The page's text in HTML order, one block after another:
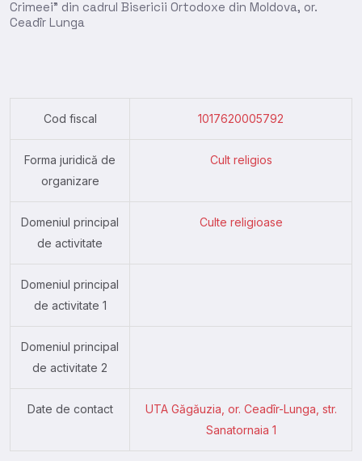
Crimeei” din cadrul Bisericii Ortodoxe din Moldova, or.
Ceadîr Lunga
Cod fiscal 1017620005792
Forma juridică de
organizare
Cult religios
Domeniul principal
de activitate
Culte religioase
Domeniul principal
de activitate 1
Domeniul principal
de activitate 2
Date de contact
UTA Găgăuzia, or. Ceadîr-Lunga, str.
Sanatornaia 1